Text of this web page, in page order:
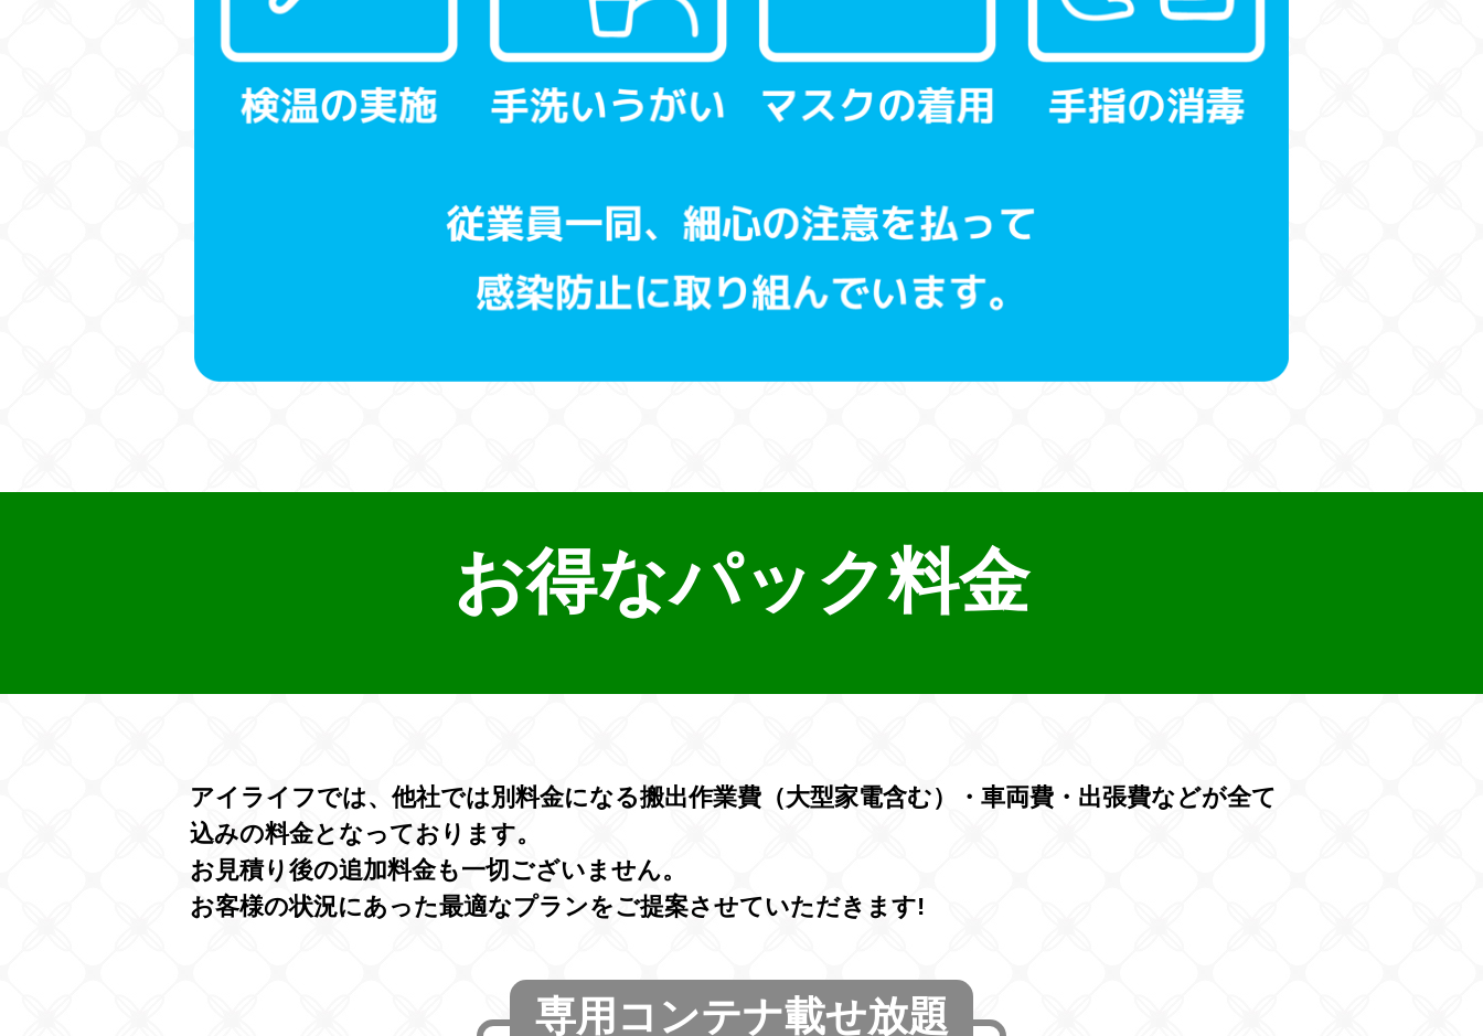
お得なパック料金
アイライフでは、他社では別料金になる搬出作業費（大型家電含む）・車両費・出張費などが全て
込みの料金となっております。
お見積り後の追加料金も一切ございません。
お客様の状況にあった最適なプランをご提案させていただきます!
専用コンテナ載せ放題